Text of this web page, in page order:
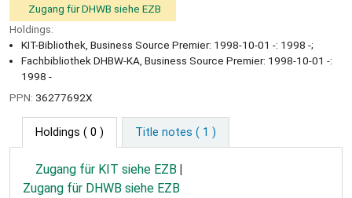
Zugang für DHWB siehe EZB
Holdings:
KIT-Bibliothek, Business Source Premier: 1998-10-01 -: 1998 -;
Fachbibliothek DHBW-KA, Business Source Premier: 1998-10-01 -:
1998 -
PPN: 36277692X
Holdings ( 0 ) Title notes ( 1 )
Zugang für KIT siehe EZB
Zugang für DHWB siehe EZB